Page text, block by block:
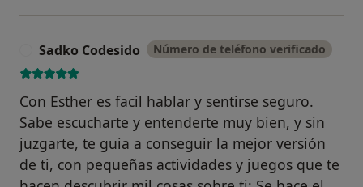
Sadko Codesido Número de teléfono verificado
Con Esther es facil hablar y sentirse seguro.
Sabe escucharte y entenderte muy bien, y sin
juzgarte, te guia a conseguir la mejor versión
de ti, con pequeñas actividades y juegos que te